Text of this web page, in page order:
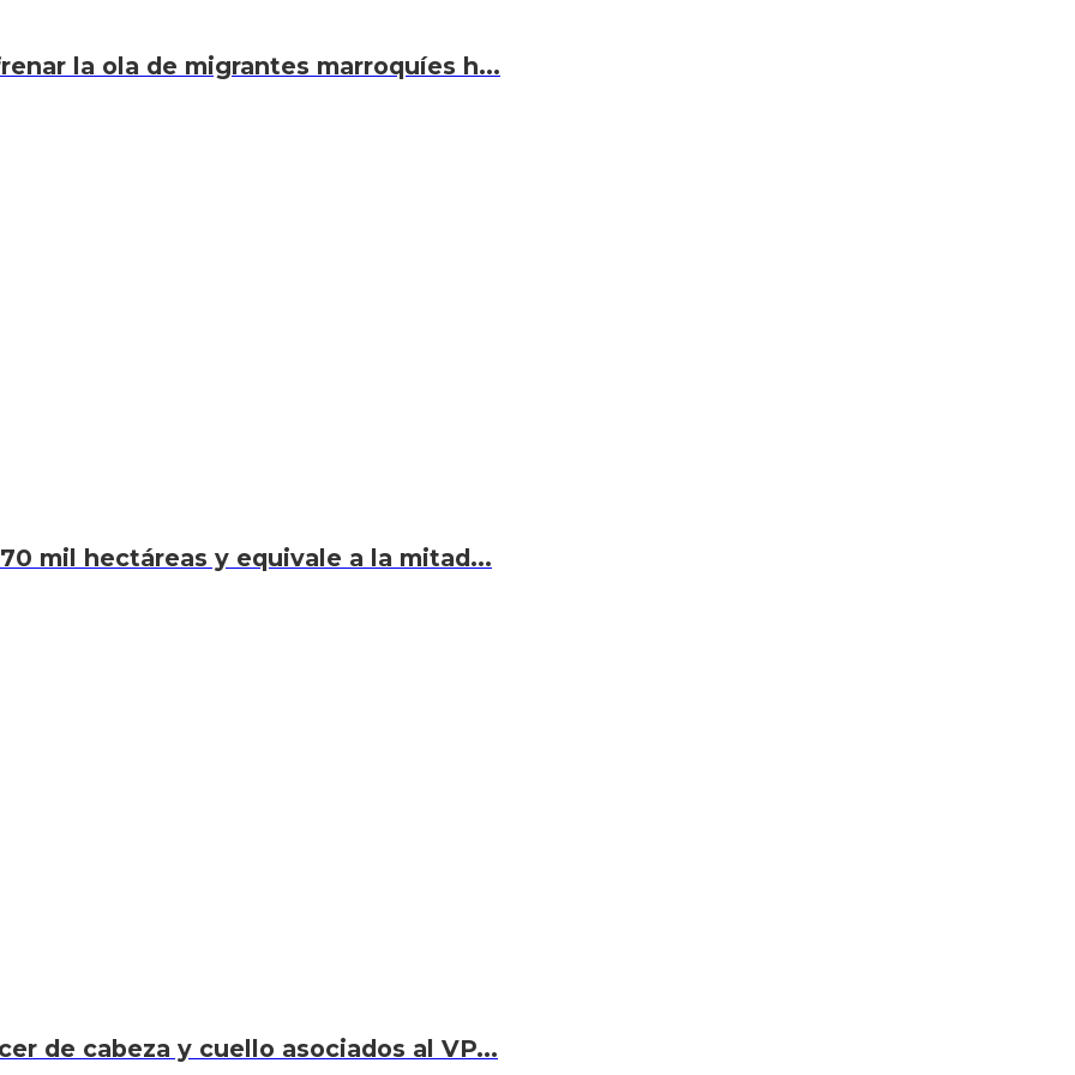
la ola de migrantes marroquíes h...
mil hectáreas y equivale a la mitad...
de cabeza y cuello asociados al VP...